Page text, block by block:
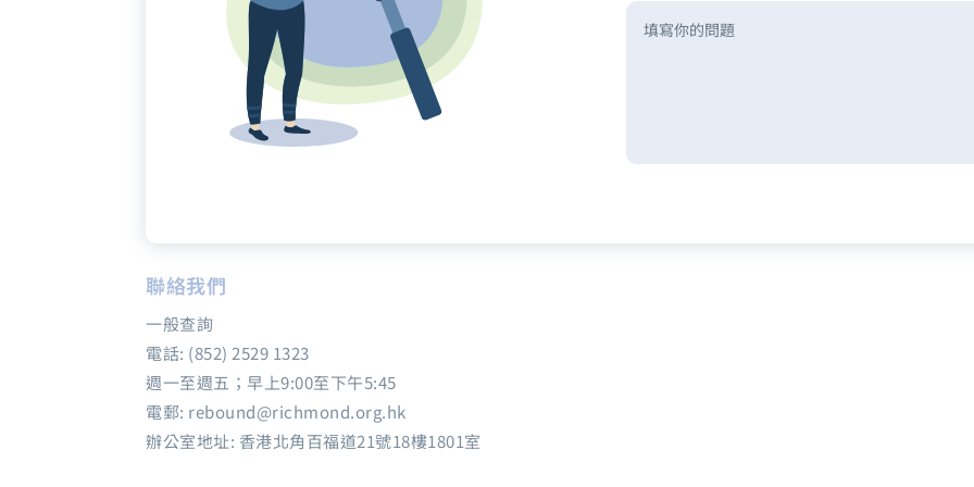
聯絡我們
一般查詢
電話: (852) 2529 1323
週一至週五；早上9:00至下午5:45
電郵: rebound@richmond.org.hk
辦公室地址: 香港北角百福道21號18樓1801室